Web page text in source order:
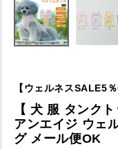
【ウェルネスSALE5％
【 犬 服 タンク
アンエイジ ウェ
グ メール便OK